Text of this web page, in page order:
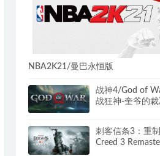
NBA2K21/曼巴永恒版
战神4/God of
战狂神-奎爷的裁
刺客信条3：重
Creed 3